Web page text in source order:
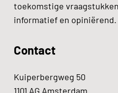
toekomstige
informatief en opiniërend.
Contact
Kuiperbergweg 50
1101 AG Amsterdam